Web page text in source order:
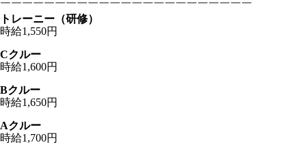
￣￣￣￣￣￣￣￣￣￣￣￣￣￣￣￣￣￣￣￣￣￣￣
トレーニー（研修）
時給1,550円
Cクルー
時給1,600円
Bクルー
時給1,650円
Aクルー
時給1,700円